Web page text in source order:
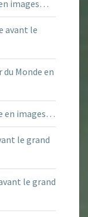
images…
avant le
Monde en
en images…
le grand
le grand